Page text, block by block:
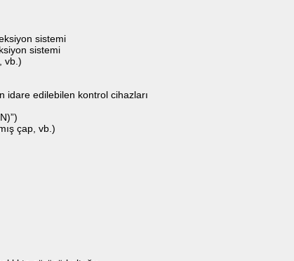
sistemi
sistemi
vb.)
idare edilebilen kontrol cihazları
çap, vb.)